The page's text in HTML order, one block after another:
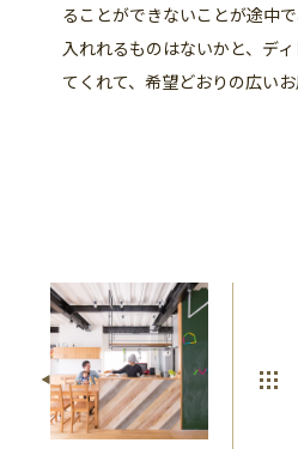
ることができないことが途中
入れれるものはないかと、デ
てくれて、希望どおりの広いお